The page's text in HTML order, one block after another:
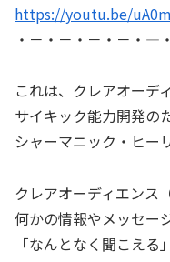
https://youtu.be/
・－・－・－・－・―・
これは、クレアオーデ
サイキック能力開発の
シャーマニック・ヒー
クレアオーディエンス
何かの情報やメッセー
「なんとなく聞こえる」